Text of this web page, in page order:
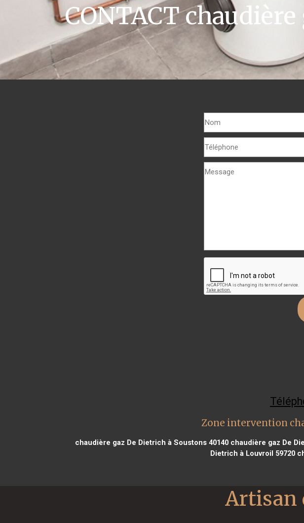
CONTACT
Zone intervention
chaudière gaz De Dietrich à Soustons 40140chaudière gaz De
Dietrich à Louvroil 59720
Artisan